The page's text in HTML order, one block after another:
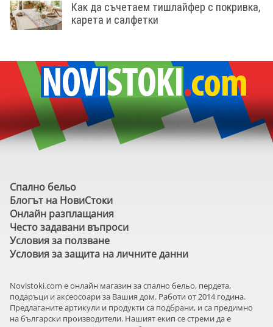
Как да съчетаем тишлайфер с покривка,
карета и салфетки
Спално бельо
Блогът на НовиСтоки
Онлайн разплащания
Често задавани въпроси
Условия за ползване
Условия за защита на личните данни
Novistoki.com e онлайн магазин за спално бельо, пердета,
подаръци и аксеосоари за Вашия дом. Работи от 2014 година.
Предлаганите артикули и продукти са подбрани, и са предимно
на български производители. Нашият екип се стреми да е